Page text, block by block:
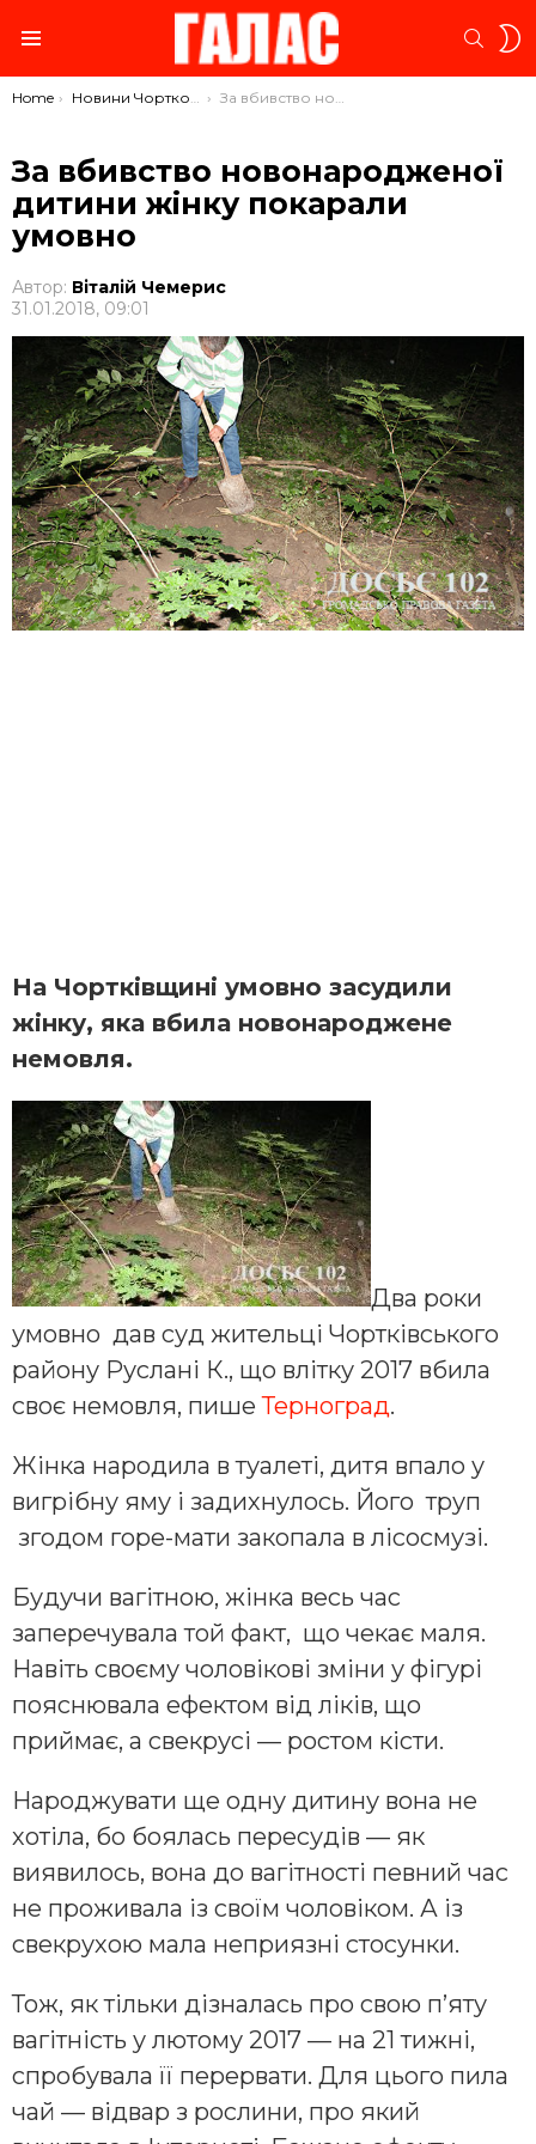
You are here:
Home Новини Чорткова За вбивство новонародженої дитини жінку покарали умовно
За вбивство новонародженої
дитини жінку покарали
умовно
Автор: Віталій Чемерис
31.01.2018, 09:01
На Чортківщині умовно засудили
жінку, яка вбила новонароджене
немовля.
Два роки
умовно дав суд жительці Чортківського
району Руслані К., що влітку 2017 вбила
своє немовля, пишеТерноград.
Жінка народила в туалеті, дитя впало у
вигрібну яму і задихнулось. Його труп
згодом горе-мати закопала в лісосмузі.
Будучи вагітною, жінка весь час
заперечувала той факт, що чекає маля.
Навіть своєму чоловікові зміни у фігурі
пояснювала ефектом від ліків, що
приймає, а свекрусі — ростом кісти.
Народжувати ще одну дитину вона не
хотіла, бо боялась пересудів — як
виявилось, вона до вагітності певний час
не проживала із своїм чоловіком. А із
свекрухою мала неприязні стосунки.
Тож, як тільки дізналась про свою п’яту
вагітність у лютому 2017 — на 21 тижні,
спробувала її перервати. Для цього пила
чай — відвар з рослини, про який